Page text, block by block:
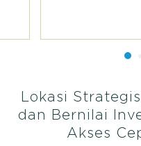
Lokasi
dan Bernilai
Akses